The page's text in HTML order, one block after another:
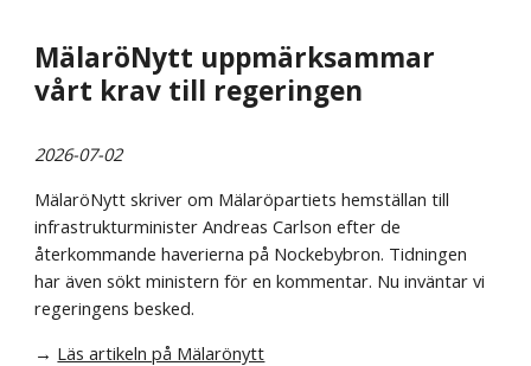
MälaröNytt uppmärksammar
vårt krav till regeringen
2026-07-02
MälaröNytt skriver om Mälaröpartiets hemställan till
infrastrukturminister Andreas Carlson efter de
återkommande haverierna på Nockebybron. Tidningen
har även sökt ministern för en kommentar. Nu inväntar vi
regeringens besked.
→ Läs artikeln på Mälarönytt